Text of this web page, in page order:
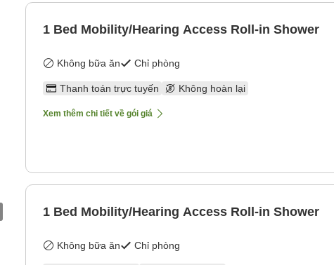
1 Bed Mobility/Hearing Access Roll-in Shower
Không bữa ăn Chỉ phòng
Thanh toán trực tuyến Không hoàn lại
Xem thêm chi tiết về gói giá
1 Bed Mobility/Hearing Access Roll-in Shower
Không bữa ăn Chỉ phòng